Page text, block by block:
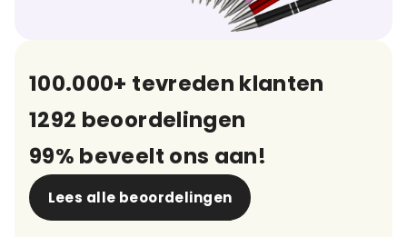
100.000+ tevreden klanten
1292 beoordelingen
99% beveelt ons aan!
Lees alle beoordelingen